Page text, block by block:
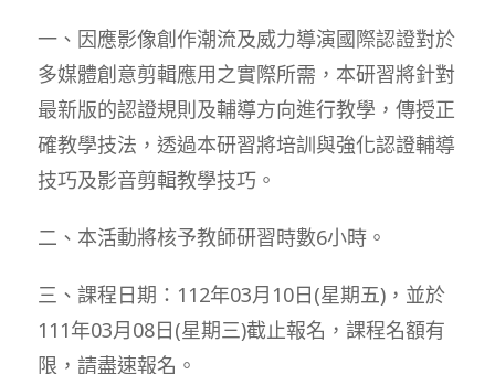
一、因應影像創作潮流及威力導演國際認證對於
多媒體創意剪輯應用之實際所需，本研習將針對
最新版的認證規則及輔導方向進行教學，傳授正
確教學技法，透過本研習將培訓與強化認證輔導
技巧及影音剪輯教學技巧。
二、本活動將核予教師研習時數6小時。
三、課程日期：112年03月10日(星期五)，並於
111年03月08日(星期三)截止報名，課程名額有
限，請盡速報名。